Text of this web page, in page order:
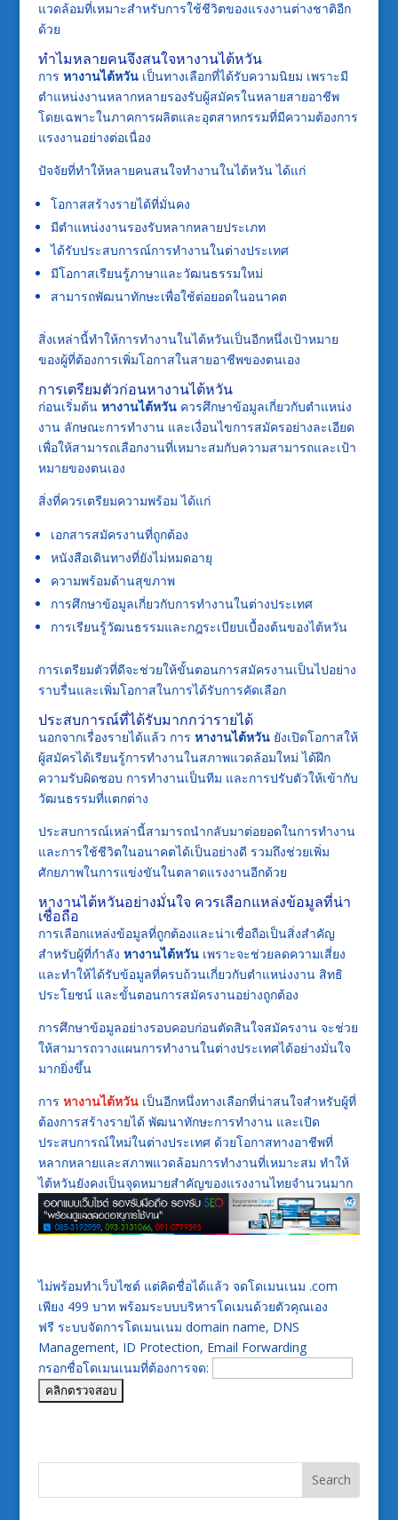
แวดล้อมที่เหมาะสำหรับการใช้ชีวิตของแรงงานต่างชาติอีก
ด้วย
ทำไมหลายคนจึงสนใจหางานไต้หวัน
การ หางานไต้หวันเป็นทางเลือกที่ได้รับความนิยม เพราะมี
ตำแหน่งงานหลากหลายรองรับผู้สมัครในหลายสายอาชีพ
โดยเฉพาะในภาคการผลิตและอุตสาหกรรมที่มีความต้องการ
แรงงานอย่างต่อเนื่อง
ปัจจัยที่ทำให้หลายคนสนใจทำงานในไต้หวัน ได้แก่
โอกาสสร้างรายได้ที่มั่นคง
มีตำแหน่งงานรองรับหลากหลายประเภท
ได้รับประสบการณ์การทำงานในต่างประเทศ
มีโอกาสเรียนรู้ภาษาและวัฒนธรรมใหม่
สามารถพัฒนาทักษะเพื่อใช้ต่อยอดในอนาคต
สิ่งเหล่านี้ทำให้การทำงานในไต้หวันเป็นอีกหนึ่งเป้าหมาย
ของผู้ที่ต้องการเพิ่มโอกาสในสายอาชีพของตนเอง
การเตรียมตัวก่อนหางานไต้หวัน
ก่อนเริ่มต้น หางานไต้หวันควรศึกษาข้อมูลเกี่ยวกับตำแหน่ง
งาน ลักษณะการทำงาน และเงื่อนไขการสมัครอย่างละเอียด
เพื่อให้สามารถเลือกงานที่เหมาะสมกับความสามารถและเป้า
หมายของตนเอง
สิ่งที่ควรเตรียมความพร้อม ได้แก่
เอกสารสมัครงานที่ถูกต้อง
หนังสือเดินทางที่ยังไม่หมดอายุ
ความพร้อมด้านสุขภาพ
การศึกษาข้อมูลเกี่ยวกับการทำงานในต่างประเทศ
การเรียนรู้วัฒนธรรมและกฎระเบียบเบื้องต้นของไต้หวัน
การเตรียมตัวที่ดีจะช่วยให้ขั้นตอนการสมัครงานเป็นไปอย่าง
ราบรื่นและเพิ่มโอกาสในการได้รับการคัดเลือก
ประสบการณ์ที่ได้รับมากกว่ารายได้
นอกจากเรื่องรายได้แล้ว การ หางานไต้หวันยังเปิดโอกาสให้
ผู้สมัครได้เรียนรู้การทำงานในสภาพแวดล้อมใหม่ ได้ฝึก
ความรับผิดชอบ การทำงานเป็นทีม และการปรับตัวให้เข้ากับ
วัฒนธรรมที่แตกต่าง
ประสบการณ์เหล่านี้สามารถนำกลับมาต่อยอดในการทำงาน
และการใช้ชีวิตในอนาคตได้เป็นอย่างดี รวมถึงช่วยเพิ่ม
ศักยภาพในการแข่งขันในตลาดแรงงานอีกด้วย
หางานไต้หวันอย่างมั่นใจ ควรเลือกแหล่งข้อมูลที่น่า
เชื่อถือ
การเลือกแหล่งข้อมูลที่ถูกต้องและน่าเชื่อถือเป็นสิ่งสำคัญ
สำหรับผู้ที่กำลัง หางานไต้หวันเพราะจะช่วยลดความเสี่ยง
และทำให้ได้รับข้อมูลที่ครบถ้วนเกี่ยวกับตำแหน่งงาน สิทธิ
ประโยชน์ และขั้นตอนการสมัครงานอย่างถูกต้อง
การศึกษาข้อมูลอย่างรอบคอบก่อนตัดสินใจสมัครงาน จะช่วย
ให้สามารถวางแผนการทำงานในต่างประเทศได้อย่างมั่นใจ
มากยิ่งขึ้น
การ หางานไต้หวันเป็นอีกหนึ่งทางเลือกที่น่าสนใจสำหรับผู้ที่
ต้องการสร้างรายได้ พัฒนาทักษะการทำงาน และเปิด
ประสบการณ์ใหม่ในต่างประเทศ ด้วยโอกาสทางอาชีพที่
หลากหลายและสภาพแวดล้อมการทำงานที่เหมาะสม ทำให้
ไต้หวันยังคงเป็นจุดหมายสำคัญของแรงงานไทยจำนวนมาก
ไม่พร้อมทำเว็บไซต์ แต่คิดชื่อได้แล้ว จดโดเมนเนม .com
เพียง 499 บาท พร้อมระบบบริหารโดเมนด้วยตัวคุณเอง
ฟรี ระบบจัดการโดเมนเนม domain name, DNS
Management, ID Protection, Email Forwarding
กรอกชื่อโดเมนเนมที่ต้องการจด: